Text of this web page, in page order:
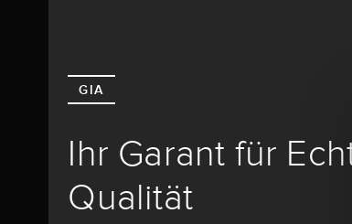
GIA
Ihr Garant für
Qualität